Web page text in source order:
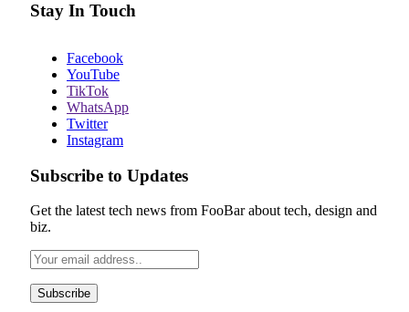
Stay In Touch
Facebook
YouTube
TikTok
WhatsApp
Twitter
Instagram
Subscribe to Updates
Get the latest tech news from FooBar about tech, design and
biz.